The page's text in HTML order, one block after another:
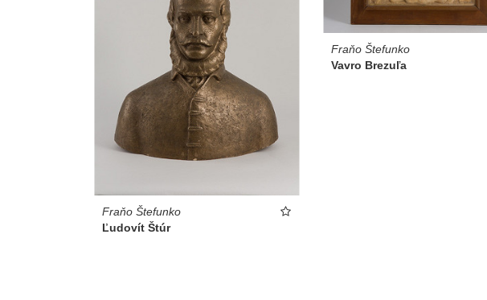
Fraňo Štefunko
Ľudovít Štúr
Fraňo Štefunko
Vavro Brezuľa